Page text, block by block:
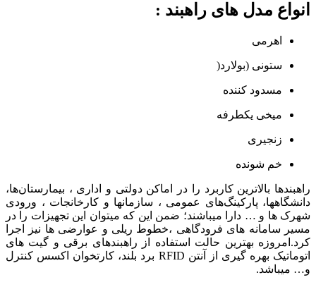
انواع مدل های راهبند :
اهرمی
ستونی (بولارد(
مسدود کننده
میخی یکطرفه
زنجیری
خم شونده
راهبندها بالاترین کاربرد را در اماکن دولتی و اداری ، بیمارستان‌ها،
دانشگاهها، پارکینگ‌های عمومی ، سازمانها و کارخانجات ، ورودی
شهرک ها و … دارا میباشند؛ ضمن این که میتوان این تجهیزات را در
مسیر سامانه های فرودگاهی ،خطوط ریلی و عوارضی ها نیز اجرا
کرد.امروزه بهترین حالت استفاده از راهبندهای برقی و گیت های
اتوماتیک بهره گیری از آنتن RFID برد بلند، کارتخوان اکسس کنترل
و… میباشد.